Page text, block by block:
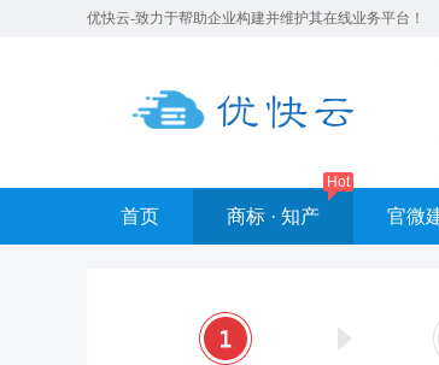
优快云-致力于帮助企业构建并维护其在线业务平台！
首页 商标 · 知产
Hot
官微